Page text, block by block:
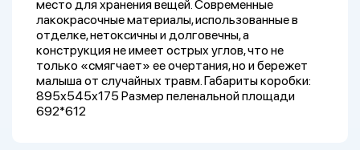
место для хранения вещей. Современные
лакокрасочные материалы, использованные в
отделке, нетоксичны и долговечны, а
конструкция не имеет острых углов, что не
только «смягчает» ее очертания, но и бережет
малыша от случайных травм. Габариты коробки:
895х545х175 Размер пеленальной площади
692*612